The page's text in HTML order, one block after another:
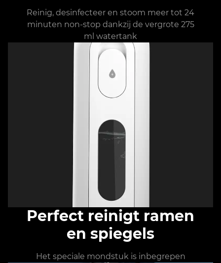
Reinig, desinfecteer en stoom meer tot 24
minuten non-stop dankzij de vergrote 275
ml watertank
Perfect reinigt ramen
en spiegels
Het speciale mondstuk is inbegrepen